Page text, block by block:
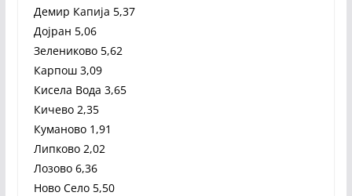
Демир Капија 5,37
Дојран 5,06
Зелениково 5,62
Карпош 3,09
Кисела Вода 3,65
Кичево 2,35
Куманово 1,91
Липково 2,02
Лозово 6,36
Ново Село 5,50